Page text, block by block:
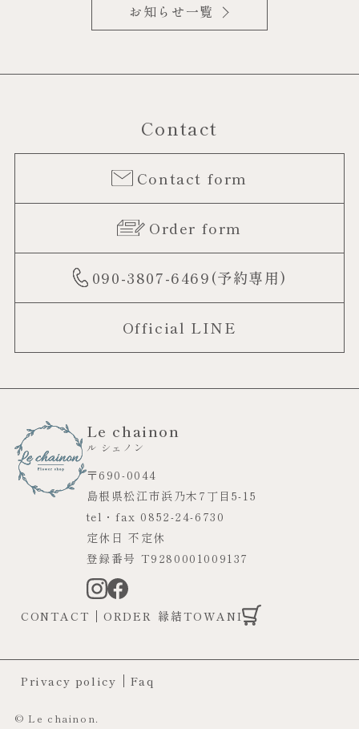
お知らせ一覧
Contact
Contact form
Order form
090-3807-6469(予約専用)
Official LINE
Le chainon
ル シェノン
〒690-0044
島根県松江市浜乃木7丁目5-15
tel・fax 0852-24-6730
定休日 不定休
登録番号 T9280001009137
CONTACT ORDER 縁結TOWANI
Privacy policy Faq
© Le chainon.